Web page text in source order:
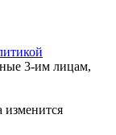
3-им лицам,